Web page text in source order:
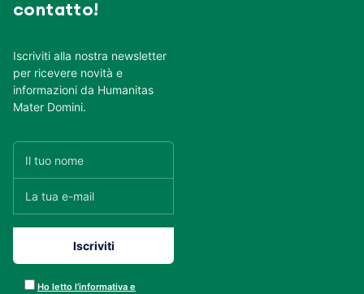
contatto!
Iscriviti alla nostra newsletter
per ricevere novità e
informazioni da Humanitas
Mater Domini.
Ho letto l’informativa e